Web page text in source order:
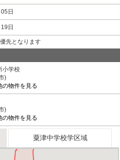
日
日
先となります
小学校
)
の物件を見る
)
の物件を見る
粟津中学校学区域